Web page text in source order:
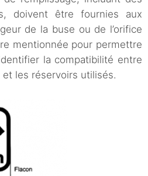
doivent être fournies aux
de la buse ou de l’orifice
mentionnée pour permettre
la compatibilité entre
les réservoirs utilisés.